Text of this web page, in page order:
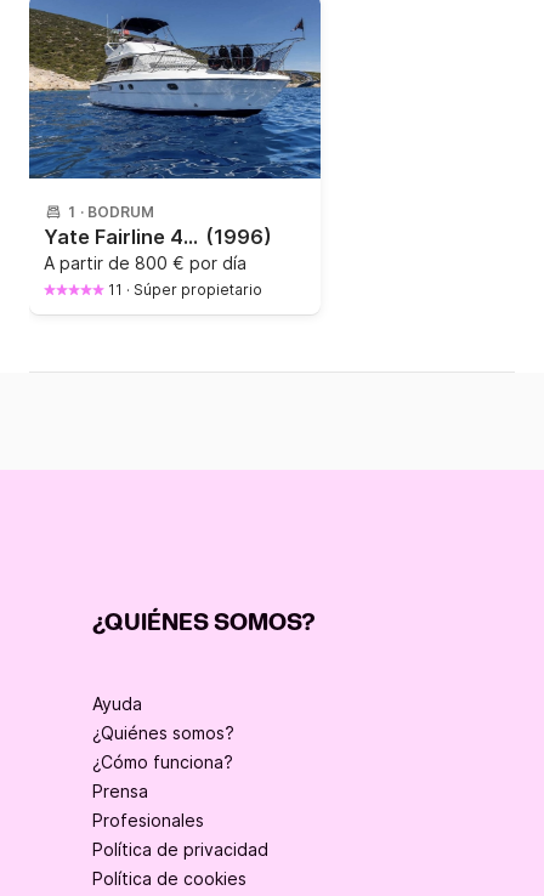
1 · BODRUM
Yate Fairline 40 400CV (1996)
A partir de 800 € por día
11 · Súper propietario
¿QUIÉNES SOMOS?
Ayuda
¿Quiénes somos?
¿Cómo funciona?
Prensa
Profesionales
Política de privacidad
Política de cookies